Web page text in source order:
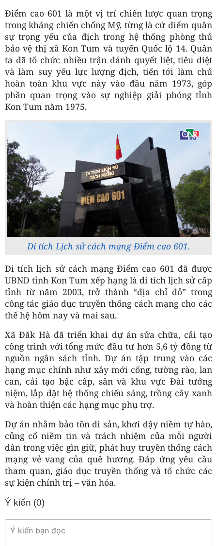
Điểm cao 601 là một vị trí chiến lược quan trọng
trong kháng chiến chống Mỹ, từng là cứ điểm quân
sự trọng yếu của địch trong hệ thống phòng thủ
bảo vệ thị xã Kon Tum và tuyến Quốc lộ 14. Quân
ta đã tổ chức nhiều trận đánh quyết liệt, tiêu diệt
và làm suy yếu lực lượng địch, tiến tới làm chủ
hoàn toàn khu vực này vào đầu năm 1973, góp
phần quan trọng vào sự nghiệp giải phóng tỉnh
Kon Tum năm 1975.
Di tích Lịch sử cách mạng Điểm cao 601.
Di tích lịch sử cách mạng Điểm cao 601 đã được
UBND tỉnh Kon Tum xếp hạng là di tích lịch sử cấp
tỉnh từ năm 2003, trở thành “địa chỉ đỏ” trong
công tác giáo dục truyền thống cách mạng cho các
thế hệ hôm nay và mai sau.
Xã Đăk Hà đã triển khai dự án sửa chữa, cải tạo
công trình với tổng mức đầu tư hơn 5,6 tỷ đồng từ
nguồn ngân sách tỉnh. Dự án tập trung vào các
hạng mục chính như xây mới cổng, tường rào, lan
can, cải tạo bậc cấp, sân và khu vực Đài tưởng
niệm, lắp đặt hệ thống chiếu sáng, trồng cây xanh
và hoàn thiện các hạng mục phụ trợ.
Dự án nhằm bảo tồn di sản, khơi dậy niềm tự hào,
củng cố niềm tin và trách nhiệm của mỗi người
dân trong việc gìn giữ, phát huy truyền thống cách
mạng vẻ vang của quê hương. Đáp ứng yêu cầu
tham quan, giáo dục truyền thống và tổ chức các
sự kiện chính trị – văn hóa.
Ý kiến (0)